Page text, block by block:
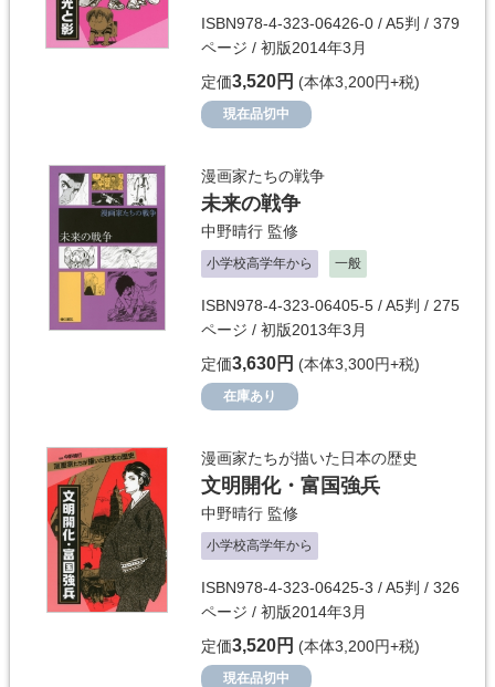
ISBN978-4-323-06426-0 / A5判 / 379
ページ / 初版2014年3月
定価3,520円 (本体3,200円+税)
現在品切中
漫画家たちの戦争
未来の戦争
中野晴行 監修
小学校高学年から 一般
ISBN978-4-323-06405-5 / A5判 / 275
ページ / 初版2013年3月
定価3,630円 (本体3,300円+税)
在庫あり
漫画家たちが描いた日本の歴史
文明開化・富国強兵
中野晴行 監修
小学校高学年から
ISBN978-4-323-06425-3 / A5判 / 326
ページ / 初版2014年3月
定価3,520円 (本体3,200円+税)
現在品切中